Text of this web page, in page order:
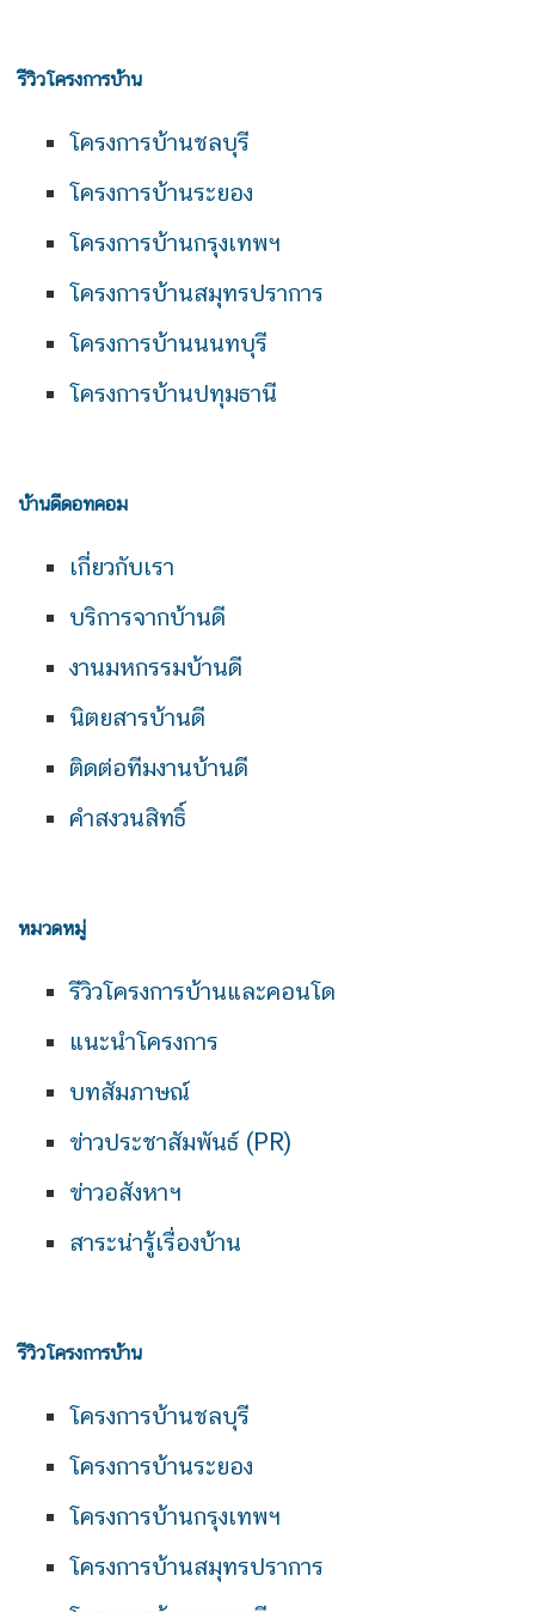
รีวิวโครงการบ้าน
โครงการบ้านชลบุรี
โครงการบ้านระยอง
โครงการบ้านกรุงเทพฯ
โครงการบ้านสมุทรปราการ
โครงการบ้านนนทบุรี
โครงการบ้านปทุมธานี
บ้านดีดอทคอม
เกี่ยวกับเรา
บริการจากบ้านดี
งานมหกรรมบ้านดี
นิตยสารบ้านดี
ติดต่อทีมงานบ้านดี
คำสงวนสิทธิ์
หมวดหมู่
รีวิวโครงการบ้านและคอนโด
แนะนำโครงการ
บทสัมภาษณ์
ข่าวประชาสัมพันธ์ (PR)
ข่าวอสังหาฯ
สาระน่ารู้เรื่องบ้าน
รีวิวโครงการบ้าน
โครงการบ้านชลบุรี
โครงการบ้านระยอง
โครงการบ้านกรุงเทพฯ
โครงการบ้านสมุทรปราการ